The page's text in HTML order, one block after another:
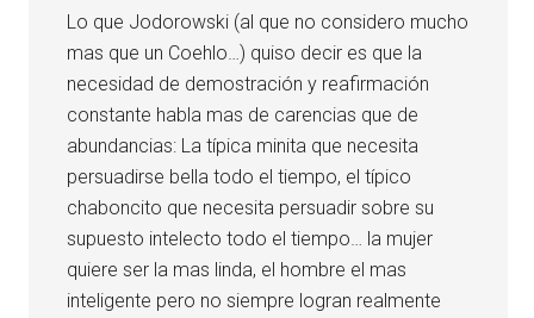
Lo que Jodorowski (al que no considero mucho
mas que un Coehlo…) quiso decir es que la
necesidad de demostración y reafirmación
constante habla mas de carencias que de
abundancias: La típica minita que necesita
persuadirse bella todo el tiempo, el típico
chaboncito que necesita persuadir sobre su
supuesto intelecto todo el tiempo… la mujer
quiere ser la mas linda, el hombre el mas
inteligente pero no siempre logran realmente